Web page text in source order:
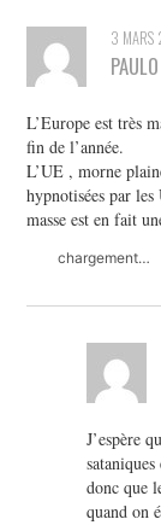
3
PAULO
L’Europe est très
fin de l’année.
L’UE , morne
hypnotisées par
masse est en fait
chargement…
J’espère
donc que
quand on